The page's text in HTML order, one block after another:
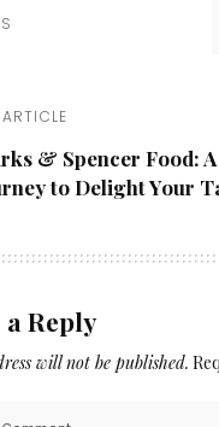
& Spencer Food:
to Delight Your
a Reply
will not be published.